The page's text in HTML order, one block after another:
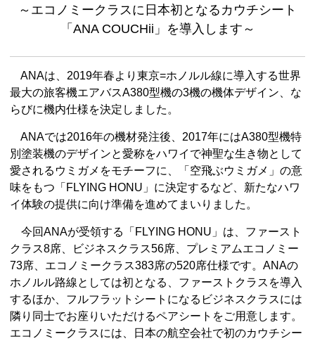
～エコノミークラスに日本初となるカウチシート
「ANA COUCHii」を導入します～
ANAは、2019年春より東京=ホノルル線に導入する世界
最大の旅客機エアバスA380型機の3機の機体デザイン、な
らびに機内仕様を決定しました。
ANAでは2016年の機材発注後、2017年にはA380型機特
別塗装機のデザインと愛称をハワイで神聖な生き物として
愛されるウミガメをモチーフに、「空飛ぶウミガメ」の意
味をもつ「FLYING HONU」に決定するなど、新たなハワ
イ体験の提供に向け準備を進めてまいりました。
今回ANAが受領する「FLYING HONU」は、ファースト
クラス8席、ビジネスクラス56席、プレミアムエコノミー
73席、エコノミークラス383席の520席仕様です。ANAの
ホノルル路線としては初となる、ファーストクラスを導入
するほか、フルフラットシートになるビジネスクラスには
隣り同士でお座りいただけるペアシートをご用意します。
エコノミークラスには、日本の航空会社で初のカウチシー